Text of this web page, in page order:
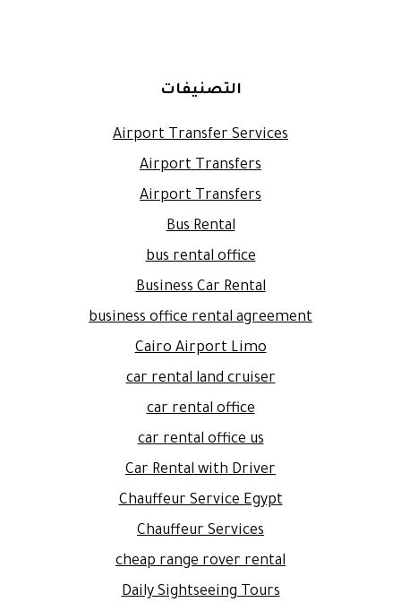
التصنيفات
Airport Transfer Services
Airport Transfers
Airport Transfers
Bus Rental
bus rental office
Business Car Rental
business office rental agreement
Cairo Airport Limo
car rental land cruiser
car rental office
car rental office us
Car Rental with Driver
Chauffeur Service Egypt
Chauffeur Services
cheap range rover rental
Daily Sightseeing Tours